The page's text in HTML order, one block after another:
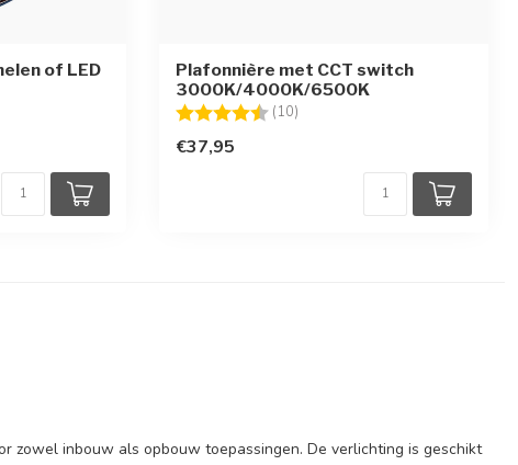
of LED
Plafonnière met CCT switch
3000K/4000K/6500K
Beoordeling: (10)
€37,95
zowel inbouw als opbouw toepassingen. De verlichting is geschikt